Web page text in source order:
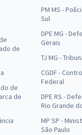
de
de
de
PM MS -
Sul
DPE MG -
Gerais
TJ MG -
CGDF -
Federal
DPE RS -
Rio Grande
MP SP -
São Paulo